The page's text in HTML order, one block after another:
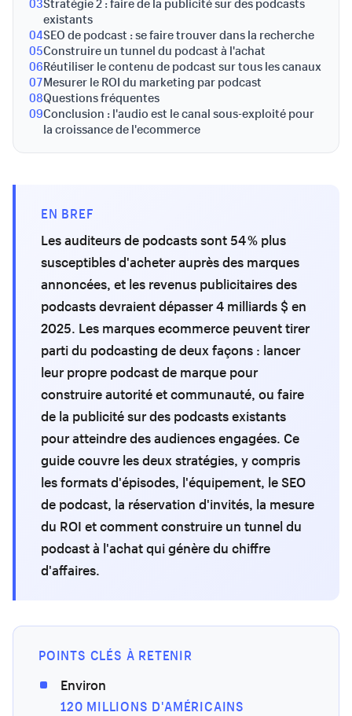
03Stratégie 2 : faire de la publicité sur des podcasts
existants
04SEO de podcast : se faire trouver dans la recherche
05Construire un tunnel du podcast à l'achat
06Réutiliser le contenu de podcast sur tous les canaux
07Mesurer le ROI du marketing par podcast
08Questions fréquentes
09Conclusion : l'audio est le canal sous-exploité pour
la croissance de l'ecommerce
EN BREF
Les auditeurs de podcasts sont 54 % plus
susceptibles d'acheter auprès des marques
annoncées, et les revenus publicitaires des
podcasts devraient dépasser 4 milliards $ en
2025. Les marques ecommerce peuvent tirer
parti du podcasting de deux façons : lancer
leur propre podcast de marque pour
construire autorité et communauté, ou faire
de la publicité sur des podcasts existants
pour atteindre des audiences engagées. Ce
guide couvre les deux stratégies, y compris
les formats d'épisodes, l'équipement, le SEO
de podcast, la réservation d'invités, la mesure
du ROI et comment construire un tunnel du
podcast à l'achat qui génère du chiffre
d'affaires.
POINTS CLÉS À RETENIR
Environ
120 MILLIONS D'AMÉRICAINS